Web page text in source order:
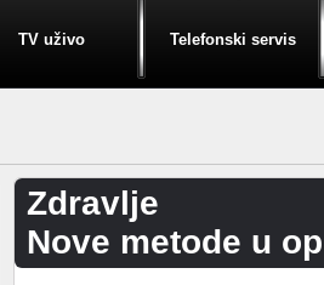
TV uživo Telefonski servis
Zdravlje
Nove metode u